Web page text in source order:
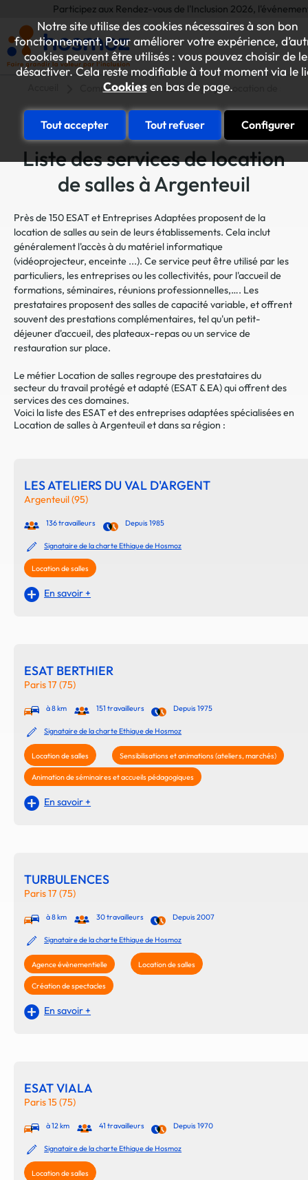
Notre site utilise des cookies nécessaires à son bon
fonctionnement. Pour améliorer votre expérience,
cookies peuvent être utilisés : vous pouvez choisir de
désactiver. Cela reste modifiable à tout moment via le
Cookiesen bas de page.
Tout accepter Tout refuser Configurer
Participez aux Rendez-vous de l'Inclusion 2026, l'événement
Communication et marketing Location de salles
Liste des services de location
de salles à Argenteuil
Près de 150 ESAT et Entreprises Adaptées proposent de la
location de salles au sein de leurs établissements. Cela inclut
généralement l'accès à du matériel informatique
(vidéoprojecteur, enceinte ...). Ce service peut être utilisé par les
particuliers, les entreprises ou les collectivités, pour l'accueil de
formations, séminaires, réunions professionnelles,…. Les
prestataires proposent des salles de capacité variable, et offrent
souvent des prestations complémentaires, tel qu'un petit-
déjeuner d'accueil, des plateaux-repas ou un service de
restauration sur place.
Le métier Location de salles regroupe des prestataires du
secteur du travail protégé et adapté (ESAT & EA) qui offrent des
services des ces domaines.
Voici la liste des ESAT et des entreprises adaptées spécialisées en
Location de salles à Argenteuil et dans sa région :
LES ATELIERS DU VAL D'ARGENT
Argenteuil (95)
136 travailleurs Depuis 1985
Signataire de la charte Ethique de Hosmoz
Location de salles
En savoir +
ESAT BERTHIER
Paris 17 (75)
à 8 km 151 travailleurs Depuis 1975
Signataire de la charte Ethique de Hosmoz
Location de salles Sensibilisations et animations (ateliers, marchés)
Animation de séminaires et accueils pédagogiques
En savoir +
TURBULENCES
Paris 17 (75)
à 8 km 30 travailleurs Depuis 2007
Signataire de la charte Ethique de Hosmoz
Agence évènementielle Location de salles
Création de spectacles
En savoir +
ESAT VIALA
Paris 15 (75)
à 12 km 41 travailleurs Depuis 1970
Signataire de la charte Ethique de Hosmoz
Location de salles